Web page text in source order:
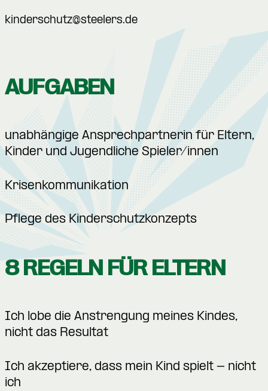
kinderschutz@steelers.de
AUFGABEN
unabhängige Ansprechpartnerin für Eltern,
Kinder und Jugendliche Spieler/innen
Krisenkommunikation
Pflege des Kinderschutzkonzepts
8 REGELN FÜR ELTERN
Ich lobe die Anstrengung meines Kindes,
nicht das Resultat
Ich akzeptiere, dass mein Kind spielt - nicht
ich